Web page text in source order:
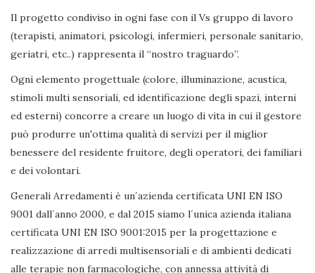
Il progetto condiviso in ogni fase con il Vs gruppo di lavoro
(terapisti, animatori, psicologi, infermieri, personale sanitario,
geriatri, etc..) rappresenta il “nostro traguardo”.
Ogni elemento progettuale (colore, illuminazione, acustica,
stimoli multi sensoriali, ed identificazione degli spazi, interni
ed esterni) concorre a creare un luogo di vita in cui il gestore
può produrre un'ottima qualità di servizi per il miglior
benessere del residente fruitore, degli operatori, dei familiari
e dei volontari.
Generali Arredamenti è un´azienda certificata UNI EN ISO
9001 dall´anno 2000, e dal 2015 siamo l´unica azienda italiana
certificata UNI EN ISO 9001:2015 per la progettazione e
realizzazione di arredi multisensoriali e di ambienti dedicati
alle terapie non farmacologiche, con annessa attività di